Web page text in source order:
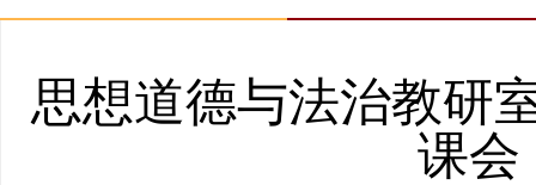
思想道德与法治教研
课会